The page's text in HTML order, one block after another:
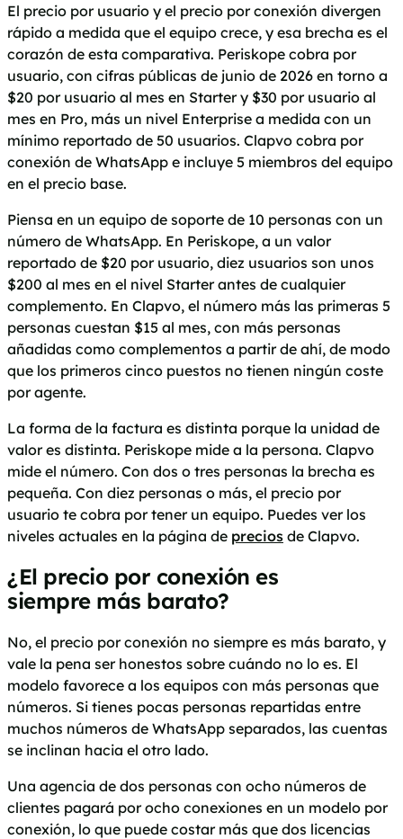
El precio por usuario y el precio por conexión divergen
rápido a medida que el equipo crece, y esa brecha es el
corazón de esta comparativa. Periskope cobra por
usuario, con cifras públicas de junio de 2026 en torno a
$20 por usuario al mes en Starter y $30 por usuario al
mes en Pro, más un nivel Enterprise a medida con un
mínimo reportado de 50 usuarios. Clapvo cobra por
conexión de WhatsApp e incluye 5 miembros del equipo
en el precio base.
Piensa en un equipo de soporte de 10 personas con un
número de WhatsApp. En Periskope, a un valor
reportado de $20 por usuario, diez usuarios son unos
$200 al mes en el nivel Starter antes de cualquier
complemento. En Clapvo, el número más las primeras 5
personas cuestan $15 al mes, con más personas
añadidas como complementos a partir de ahí, de modo
que los primeros cinco puestos no tienen ningún coste
por agente.
La forma de la factura es distinta porque la unidad de
valor es distinta. Periskope mide a la persona. Clapvo
mide el número. Con dos o tres personas la brecha es
pequeña. Con diez personas o más, el precio por
usuario te cobra por tener un equipo. Puedes ver los
niveles actuales en la página de precios de Clapvo.
¿El precio por conexión es
siempre más barato?
No, el precio por conexión no siempre es más barato, y
vale la pena ser honestos sobre cuándo no lo es. El
modelo favorece a los equipos con más personas que
números. Si tienes pocas personas repartidas entre
muchos números de WhatsApp separados, las cuentas
se inclinan hacia el otro lado.
Una agencia de dos personas con ocho números de
clientes pagará por ocho conexiones en un modelo por
conexión, lo que puede costar más que dos licencias